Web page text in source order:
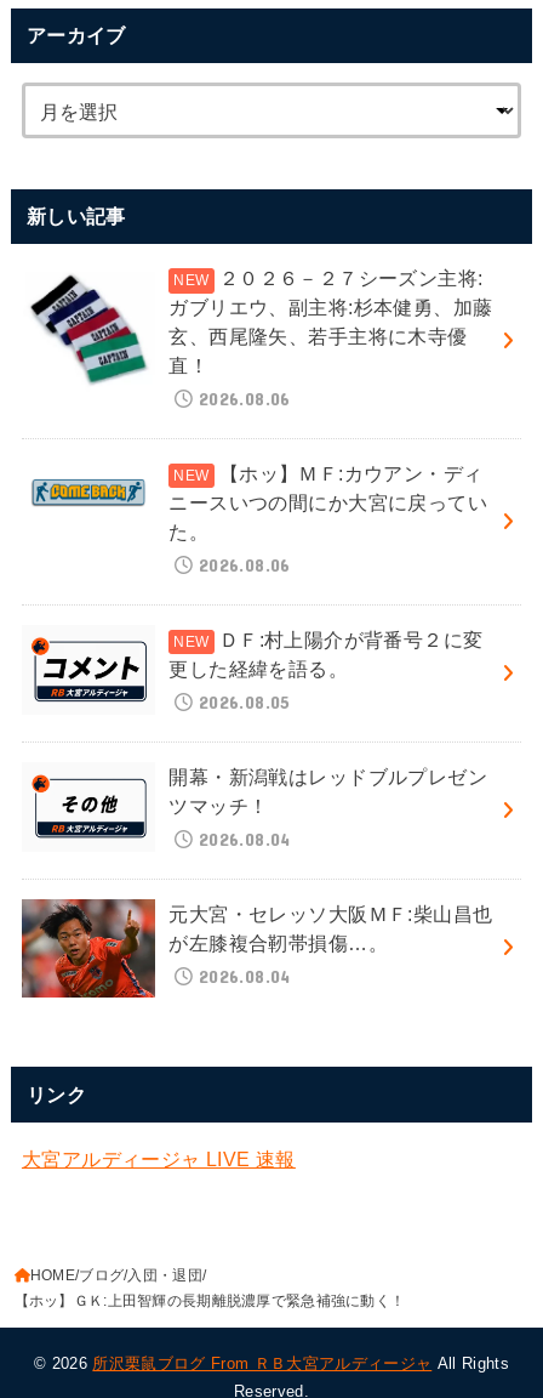
アーカイブ
新しい記事
２０２６－２７シーズン主将:
ガブリエウ、副主将:杉本健勇、加藤
玄、西尾隆矢、若手主将に木寺優
直！
2026.08.06
【ホッ】ＭＦ:カウアン・ディ
ニースいつの間にか大宮に戻ってい
た。
2026.08.06
ＤＦ:村上陽介が背番号２に変
更した経緯を語る。
2026.08.05
開幕・新潟戦はレッドブルプレゼン
ツマッチ！
2026.08.04
元大宮・セレッソ大阪ＭＦ:柴山昌也
が左膝複合靭帯損傷…。
2026.08.04
リンク
大宮アルディージャ LIVE 速報
HOME ブログ 入団・退団
【ホッ】ＧＫ:上田智輝の長期離脱濃厚で緊急補強に動く！
© 2026 所沢栗鼠ブログ From ＲＢ大宮アルディージャ All Rights
Reserved.